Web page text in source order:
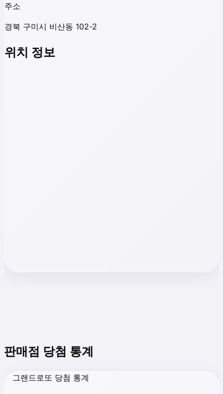
주소
경북 구미시 비산동 102-2
위치 정보
판매점 당첨 통계
그랜드로또 당첨 통계